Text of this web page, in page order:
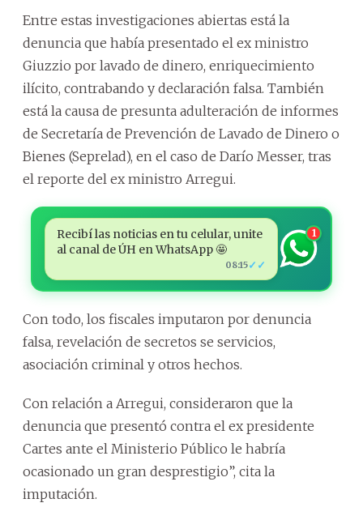
Entre estas investigaciones abiertas está la
denuncia que había presentado el ex ministro
Giuzzio por lavado de dinero, enriquecimiento
ilícito, contrabando y declaración falsa. También
está la causa de presunta adulteración de informes
de Secretaría de Prevención de Lavado de Dinero o
Bienes (Seprelad), en el caso de Darío Messer, tras
el reporte del ex ministro Arregui.
Recibí las noticias en tu celular, unite
al canal de ÚH en WhatsApp 🤩
08:15✓✓
1
Con todo, los fiscales imputaron por denuncia
falsa, revelación de secretos se servicios,
asociación criminal y otros hechos.
Con relación a Arregui, consideraron que la
denuncia que presentó contra el ex presidente
Cartes ante el Ministerio Público le habría
ocasionado un gran desprestigio”, cita la
imputación.